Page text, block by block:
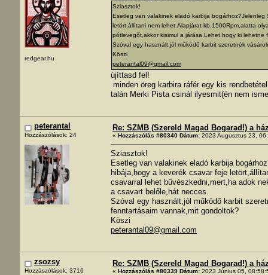
redgear.hu
Sziasztok!
Esetleg van valakinek eladó karbija
letört,állítani nem lehet.Alapjárat kb.1500Rpm,alatta
pótlevegőt,akkor kisimul a járása.Lehet,hogy ki
Szóval egy használt,jól működő karbit szeretnék
Köszi
peterantal09@gmail.com
újíttasd fel!
minden öreg karbira ráfér egy kis
talán Merki Pista csinál ilyesmit(én nem
peterantal
Hozzászólások: 24
Re: SZMB (Szereld Magad Bogarad!) a
« Hozzászólás #80340 Dátum: 2023 Augusztus 23,
Sziasztok!
Esetleg van valakinek eladó karbija
hibája,hogy a keverék csavar feje
csavarral lehet bűvészkedni,mert,ha adok
a csavart belőle,hát necces.
Szóval egy használt,jól működő karbit
fenntartásaim vannak,mit gondoltok?
Köszi
peterantal09@gmail.com
zsozsy
Hozzászólások: 3716
Re: SZMB (Szereld Magad Bogarad!) a
« Hozzászólás #80339 Dátum: 2023 Június 05,